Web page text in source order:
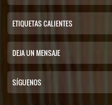
ETIQUETAS CALIENTES
DEJA UN MENSAJE
SÍGUENOS